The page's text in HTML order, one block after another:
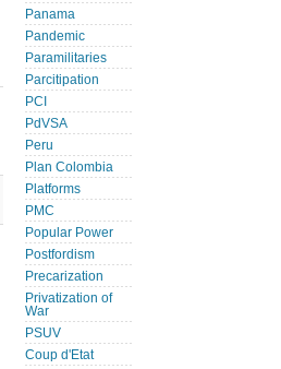
Panama
Pandemic
Paramilitaries
Parcitipation
PCI
PdVSA
Peru
Plan Colombia
Platforms
PMC
Popular Power
Postfordism
Precarization
Privatization of
War
PSUV
Coup d'Etat